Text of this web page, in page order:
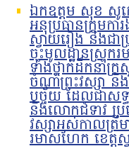
ឯកឧត្តម សុខ សូកេ
អនុប្រធានក្រុមការ
ស្វាយរៀង និងជាប្
ចុះមូលដ្ឋានស្រុក
ទាំងថ្នាក់ដឹកនាំក្
ចំណាំព្រះវស្សា និ
បច្ច័យ ដែលជាសទ្ធា
និងលោកជំទាវ ប្រ
វស្សាអស់កាលត្រី
រមាសហែក ខេត្ត